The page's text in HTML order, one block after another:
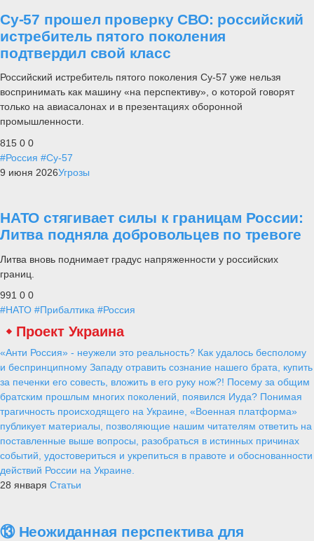
Су-57 прошел проверку СВО: российский
истребитель пятого поколения
подтвердил свой класс
Российский истребитель пятого поколения Су-57 уже нельзя
воспринимать как машину «на перспективу», о которой говорят
только на авиасалонах и в презентациях оборонной
промышленности.
815 0 0
#Россия #Су-57
9 июня 2026Угрозы
НАТО стягивает силы к границам России:
Литва подняла добровольцев по тревоге
Литва вновь поднимает градус напряженности у российских
границ.
991 0 0
#НАТО #Прибалтика #Россия
Проект Украина
«Анти Россия» - неужели это реальность? Как удалось бесполому
и беспринципному Западу отравить сознание нашего брата, купить
за печенки его совесть, вложить в его руку нож?! Посему за общим
братским прошлым многих поколений, появился Иуда? Понимая
трагичность происходящего на Украине, «Военная платформа»
публикует материалы, позволяющие нашим читателям ответить на
поставленные выше вопросы, разобраться в истинных причинах
событий, удостовериться и укрепиться в правоте и обоснованности
действий России на Украине.
28 января Статьи
⑬ Неожиданная перспектива для